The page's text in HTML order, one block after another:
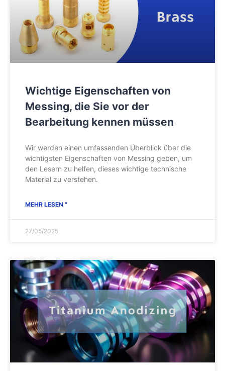
Wichtige Eigenschaften von
Messing, die Sie vor der
Bearbeitung kennen müssen
Wir werden einen umfassenden Überblick über die
wichtigsten Eigenschaften von Messing geben, um
den Lesern zu helfen, dieses wichtige technische
Material zu verstehen.
MEHR LESEN "
27/05/2025